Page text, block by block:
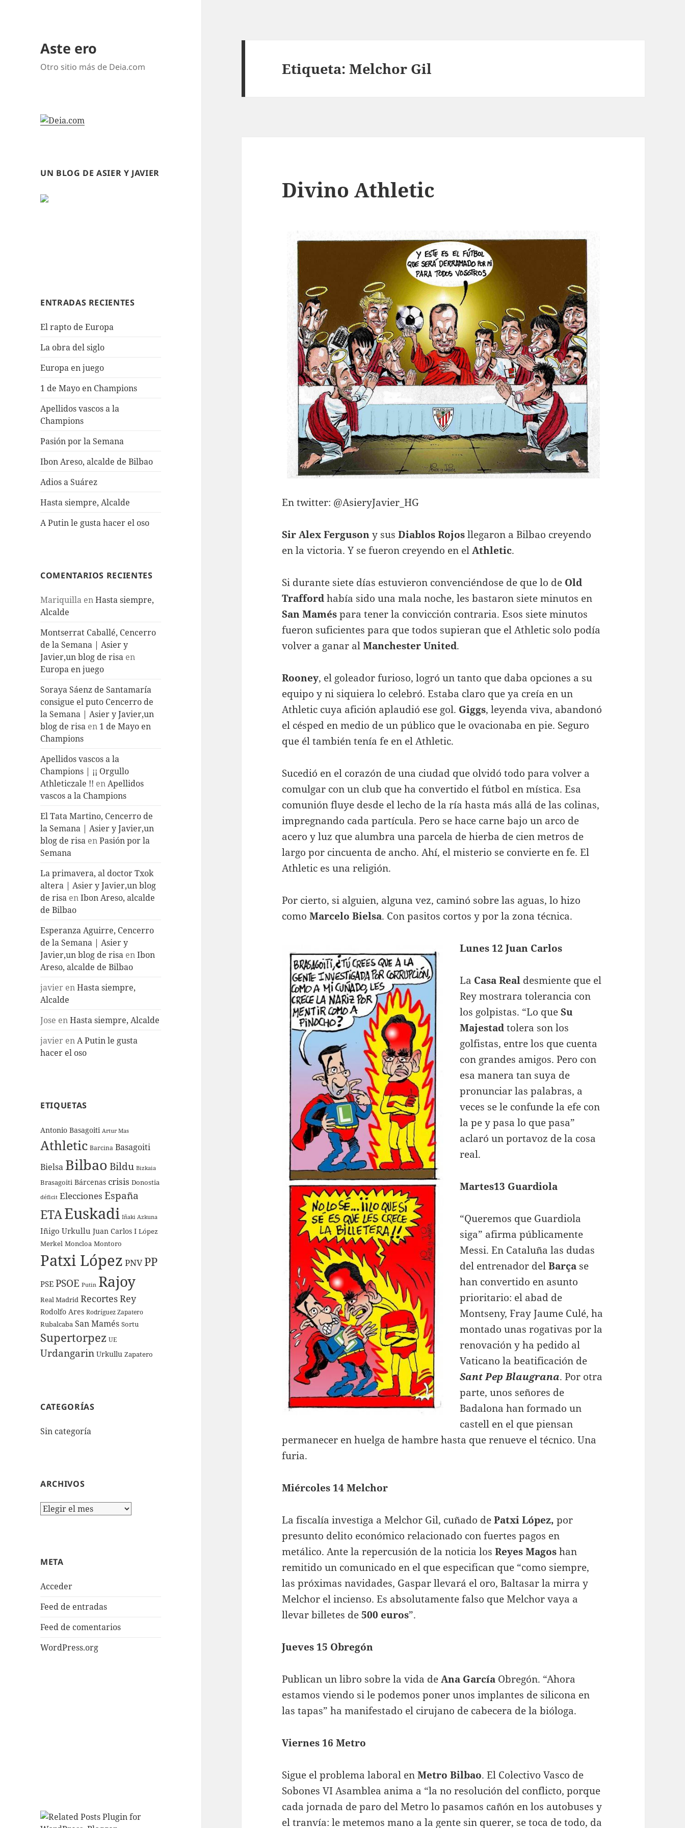
Aste ero
Otro sitio más de Deia.com
UN BLOG DE ASIER Y JAVIER
ENTRADAS RECIENTES
El rapto de Europa
La obra del siglo
Europa en juego
1 de Mayo en Champions
Apellidos vascos a la
Champions
Pasión por la Semana
Ibon Areso, alcalde de Bilbao
Adios a Suárez
Hasta siempre, Alcalde
A Putin le gusta hacer el oso
COMENTARIOS RECIENTES
Mariquilla enHasta siempre,
Alcalde
Montserrat Caballé, Cencerro
de la Semana | Asier y
Javier,un blog de risa en
Europa en juego
Soraya Sáenz de Santamaría
consigue el puto Cencerro de
la Semana | Asier y Javier,un
blog de risa en 1 de Mayo en
Champions
Apellidos vascos a la
Champions | ¡¡ Orgullo
Athleticzale !! enApellidos
vascos a la Champions
El Tata Martino, Cencerro de
la Semana | Asier y Javier,un
blog de risa enPasión por la
Semana
La primavera, al doctor Txok
altera | Asier y Javier,un blog
de risa enIbon Areso, alcalde
de Bilbao
Esperanza Aguirre, Cencerro
de la Semana | Asier y
Javier,un blog de risa enIbon
Areso, alcalde de Bilbao
javier enHasta siempre,
Alcalde
Jose enHasta siempre, Alcalde
javier enA Putin le gusta
hacer el oso
ETIQUETAS
Antonio Basagoiti Artur Mas
Athletic Barcina Basagoiti
Bielsa Bilbao Bildu Bizkaia
Brasagoiti Bárcenas crisis Donostia
déficit Elecciones España
ETAEuskadi Iñaki Azkuna
Iñigo Urkullu Juan Carlos I López
Merkel Moncloa Montoro
Patxi López PNVPP
PSE PSOE Putin Rajoy
Real Madrid RecortesRey
Rodolfo Ares Rodríguez Zapatero
Rubalcaba San Mamés Sortu
Supertorpez UE
Urdangarin Urkullu Zapatero
CATEGORÍAS
Sin categoría
ARCHIVOS
Archivos
META
Acceder
Feed de entradas
Feed de comentarios
WordPress.org
Etiqueta:Melchor Gil
Divino Athletic
En twitter: @AsieryJavier_HG
Sir Alex Fergusony susDiablos Rojosllegaron a Bilbao creyendo
en la victoria. Y se fueron creyendo en elAthletic.
Si durante siete días estuvieron convenciéndose de que lo de Old
Traffordhabía sido una mala noche, les bastaron siete minutos en
San Maméspara tener la convicción contraria. Esos siete minutos
fueron suficientes para que todos supieran que el Athletic solo podía
volver a ganar alManchester United.
Rooney, el goleador furioso, logró un tanto que daba opciones a su
equipo y ni siquiera lo celebró. Estaba claro que ya creía en un
Athletic cuya afición aplaudió ese gol. Giggs, leyenda viva, abandonó
el césped en medio de un público que le ovacionaba en pie. Seguro
que él también tenía fe en el Athletic.
Sucedió en el corazón de una ciudad que olvidó todo para volver a
comulgar con un club que ha convertido el fútbol en mística. Esa
comunión fluye desde el lecho de la ría hasta más allá de las colinas,
impregnando cada partícula. Pero se hace carne bajo un arco de
acero y luz que alumbra una parcela de hierba de cien metros de
largo por cincuenta de ancho. Ahí, el misterio se convierte en fe. El
Athletic es una religión.
Por cierto, si alguien, alguna vez, caminó sobre las aguas, lo hizo
comoMarcelo Bielsa. Con pasitos cortos y por la zona técnica.
Lunes 12 Juan Carlos
La CasaReal desmiente que el
Rey mostrara tolerancia con
los golpistas. “Lo queSu
Majestadtolera son los
golfistas, entre los que cuenta
con grandes amigos. Pero con
esa manera tan suya de
pronunciar las palabras, a
veces se le confunde la efe con
la pe y pasa lo que pasa”
aclaró un portavoz de la cosa
real.
Martes13 Guardiola
“Queremos que Guardiola
siga” afirma públicamente
Messi. En Cataluña las dudas
del entrenador delBarça se
han convertido en asunto
prioritario: el abad de
Montseny, Fray Jaume Culé, ha
montado unas rogativas por la
renovación y ha pedido al
Vaticano la beatificación de
Sant Pep Blaugrana. Por otra
parte, unos señores de
Badalona han formado un
castell en el que piensan
permanecer en huelga de hambre hasta que renueve el técnico. Una
furia.
Miércoles 14 Melchor
La fiscalía investiga a Melchor Gil, cuñado dePatxi López, por
presunto delito económico relacionado con fuertes pagos en
metálico. Ante la repercusión de la noticia losReyes Magoshan
remitido un comunicado en el que especifican que “como siempre,
las próximas navidades, Gaspar llevará el oro, Baltasar la mirra y
Melchor el incienso. Es absolutamente falso que Melchor vaya a
llevar billetes de500 euros”.
Jueves 15 Obregón
Publican un libro sobre la vida deAna García Obregón. “Ahora
estamos viendo si le podemos poner unos implantes de silicona en
las tapas” ha manifestado el cirujano de cabecera de la bióloga.
Viernes 16 Metro
Sigue el problema laboral enMetro Bilbao. El Colectivo Vasco de
Sobones VI Asamblea anima a “la no resolución del conflicto, porque
cada jornada de paro del Metro lo pasamos cañón en los autobuses y
el tranvía: le metemos mano a la gente sin querer, se toca de todo, da